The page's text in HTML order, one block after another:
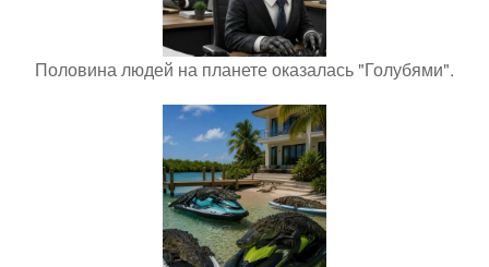
Половина людей на планете оказалась "Голубями".